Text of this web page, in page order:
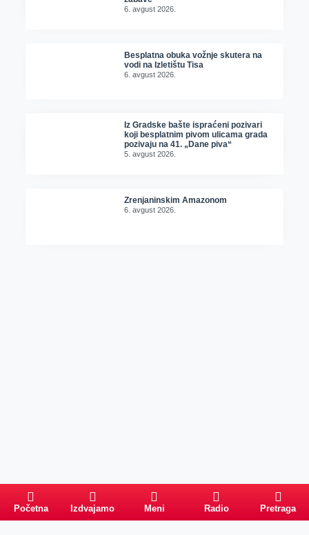
6. avgust 2026.
Besplatna obuka vožnje skutera na
vodi na Izletištu Tisa
6. avgust 2026.
Iz Gradske bašte ispraćeni pozivari
koji besplatnim pivom ulicama grada
pozivaju na 41. „Dane piva“
5. avgust 2026.
Zrenjaninskim Amazonom
6. avgust 2026.
Početna Izdvajamo Meni Radio Pretraga